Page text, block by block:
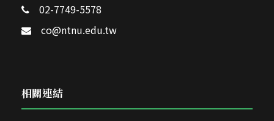
02-7749-5578
co@ntnu.edu.tw
相關連結